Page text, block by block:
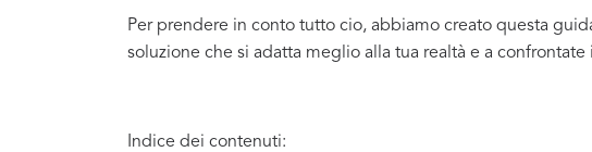
Per prendere in conto tutto cio, abbiamo creato questa
soluzione che si adatta meglio alla tua realtà e a
Indice dei contenuti: